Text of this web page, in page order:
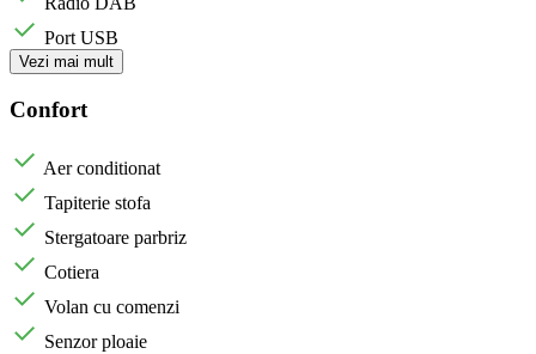
Port USB
Vezi mai mult
Confort
Aer conditionat
Tapiterie stofa
Stergatoare parbriz
Cotiera
Volan cu comenzi
Senzor ploaie